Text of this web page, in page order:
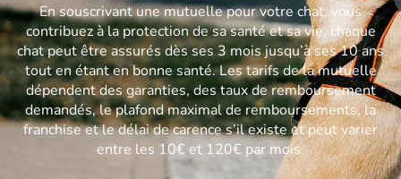
En souscrivant une mutuelle pour votre chat, vous
contribuez à la protection de sa santé et sa vie, chaque
chat peut être assurés dès ses 3 mois jusqu’à ses 10 ans
tout en étant en bonne santé. Les tarifs de la mutuelle
dépendent des garanties, des taux de remboursement
demandés, le plafond maximal de remboursements, la
franchise et le délai de carence s’il existe et peut varier
entre les 10€ et 120€ par mois.